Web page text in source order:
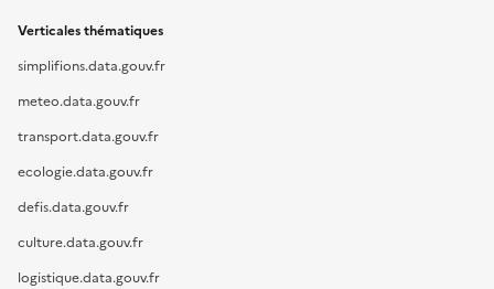
Verticales thématiques
simplifions.data.gouv.fr
meteo.data.gouv.fr
transport.data.gouv.fr
ecologie.data.gouv.fr
defis.data.gouv.fr
culture.data.gouv.fr
logistique.data.gouv.fr